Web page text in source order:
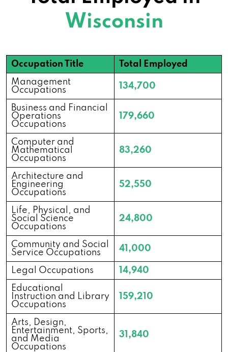
53406
2787 Milwaukee Rd # B, Beloit, WI 53511
2521 Milton Ave, Janesville, WI 53545
2103 Zeier Rd, Madison, WI 53704
512 Grand Canyon Dr, Madison, WI 53719
2800 New Pinery Rd # 13, Portage, WI
53901
1801 Ward Ave # 266, Hudson, WI 54016
2205 Hall Ave # 4, Marinette, WI 54143
150 Woodlawn Dr, Shawano, WI 54166
2050 Riverside Dr # 301, Allouez, WI 54301
Wisconsin
Occupation Title
Total Employed
Management
Occupations
134,700
Business and Financial
Operations
Occupations
179,660
Computer and
Mathematical
Occupations
83,260
Architecture and
Engineering
Occupations
52,550
Life, Physical, and
Social Science
Occupations
24,800
Community and Social
Service Occupations
41,000
Legal Occupations
14,940
Educational
Instruction and Library
Occupations
159,210
Arts, Design,
Entertainment, Sports,
and Media
Occupations
31,840